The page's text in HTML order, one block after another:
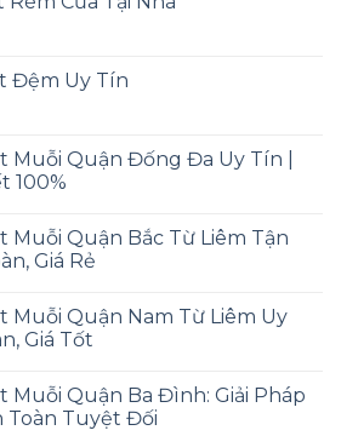
Đệm Uy Tín
Muỗi Quận Đống Đa Uy Tín |
100%
Muỗi Quận Bắc Từ Liêm Tận
Giá Rẻ
Muỗi Quận Nam Từ Liêm Uy
Giá Tốt
Muỗi Quận Ba Đình: Giải Pháp
Toàn Tuyệt Đối